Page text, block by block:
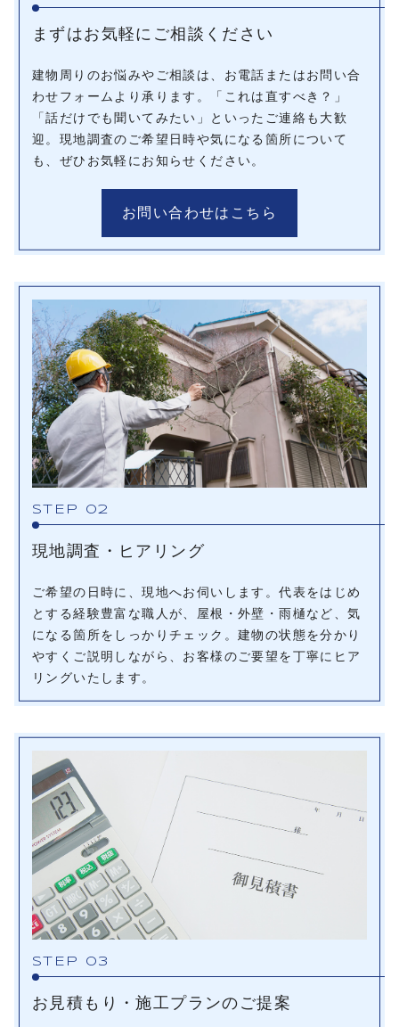
まずはお気軽にご相談ください
建物周りのお悩みやご相談は、お電話またはお問い合
わせフォームより承ります。「これは直すべき？」
「話だけでも聞いてみたい」といったご連絡も大歓
迎。現地調査のご希望日時や気になる箇所について
も、ぜひお気軽にお知らせください。
お問い合わせはこちら
STEP 02
現地調査・ヒアリング
ご希望の日時に、現地へお伺いします。代表をはじめ
とする経験豊富な職人が、屋根・外壁・雨樋など、気
になる箇所をしっかりチェック。建物の状態を分かり
やすくご説明しながら、お客様のご要望を丁寧にヒア
リングいたします。
STEP 03
お見積もり・施工プランのご提案